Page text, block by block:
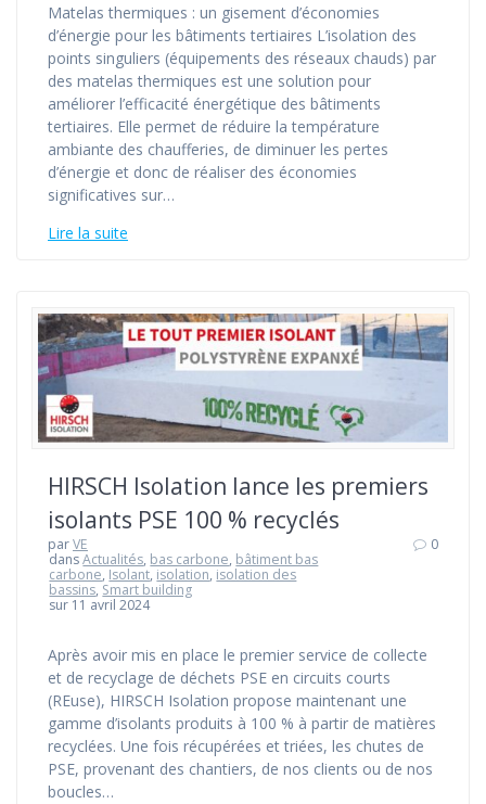
Matelas thermiques : un gisement d’économies
d’énergie pour les bâtiments tertiaires L’isolation des
points singuliers (équipements des réseaux chauds) par
des matelas thermiques est une solution pour
améliorer l’efficacité énergétique des bâtiments
tertiaires. Elle permet de réduire la température
ambiante des chaufferies, de diminuer les pertes
d’énergie et donc de réaliser des économies
significatives sur…
Lire la suite
HIRSCH Isolation lance les premiers
isolants PSE 100 % recyclés
parVE
dansActualités, bas carbone, bâtiment bas
carbone, Isolant, isolation, isolation des
bassins, Smart building
sur 11 avril 2024
0
Après avoir mis en place le premier service de collecte
et de recyclage de déchets PSE en circuits courts
(REuse), HIRSCH Isolation propose maintenant une
gamme d’isolants produits à 100 % à partir de matières
recyclées. Une fois récupérées et triées, les chutes de
PSE, provenant des chantiers, de nos clients ou de nos
boucles…